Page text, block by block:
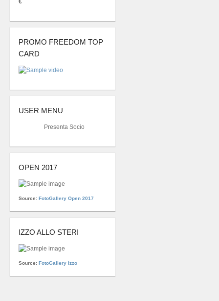
PROMO FREEDOM TOP
CARD
USER MENU
Presenta Socio
OPEN 2017
Source: FotoGallery Open 2017
IZZO ALLO STERI
Source: FotoGallery Izzo